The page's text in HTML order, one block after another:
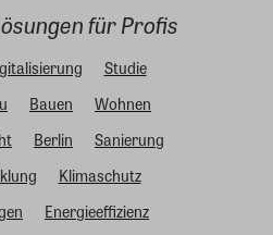
für Profis
Studie
Bauen
Wohnen
Berlin
Sanierung
Klimaschutz
Energieeffizienz